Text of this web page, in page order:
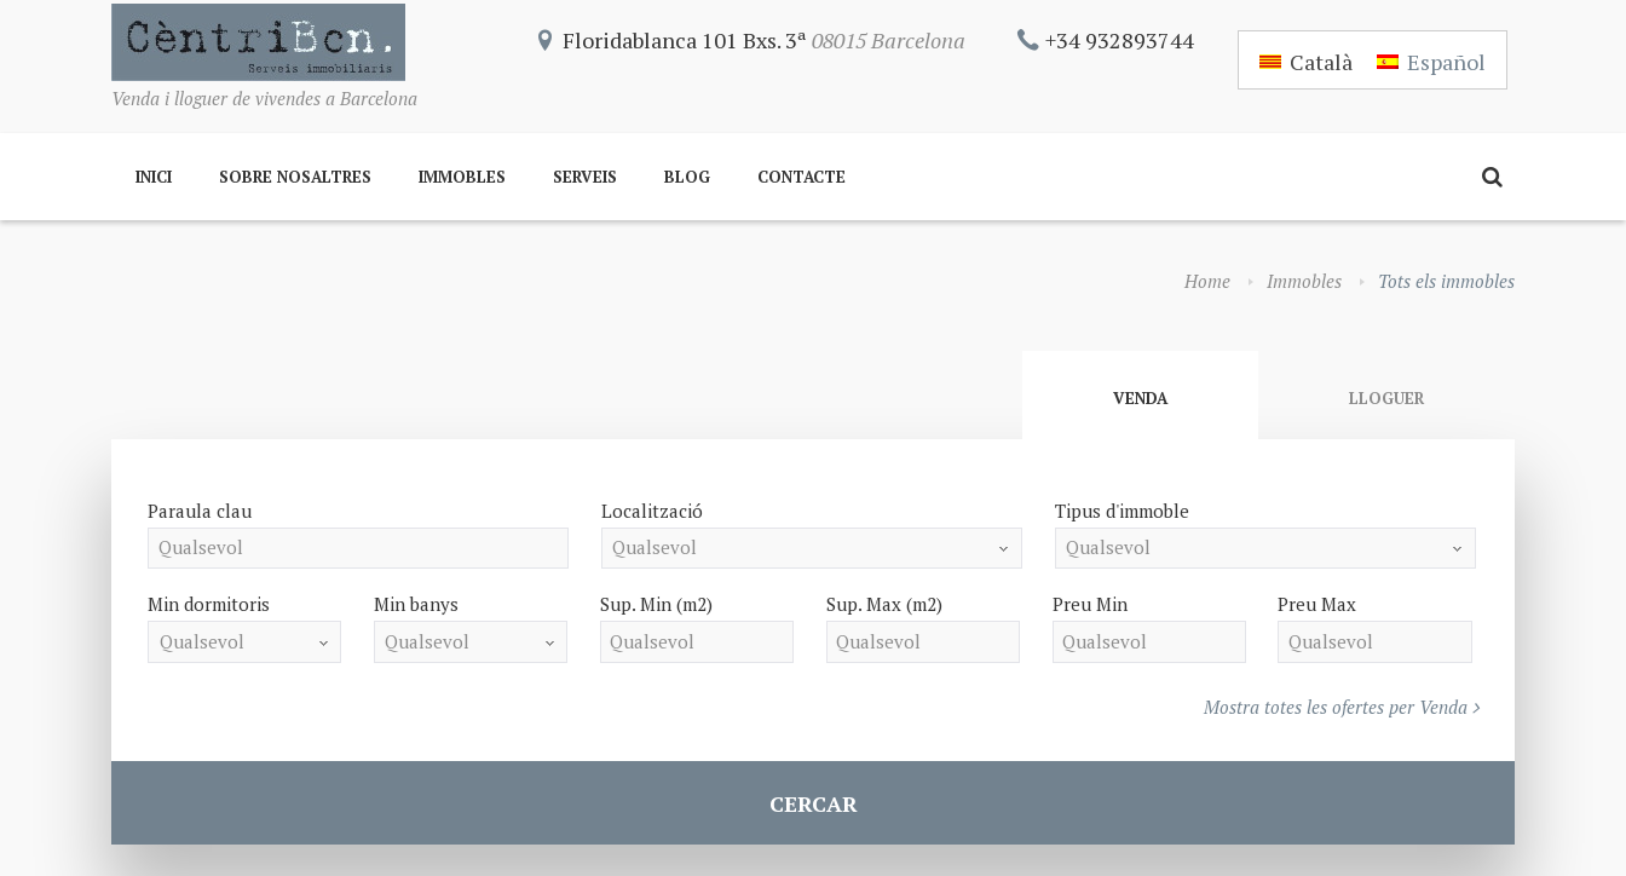
Venda i lloguer de vivendes a Barcelona
Floridablanca 101 Bxs. 3ª 08015 Barcelona +34 932893744
Català Español
INICI SOBRE NOSALTRES IMMOBLES SERVEIS BLOG CONTACTE
Home Immobles Tots els immobles
LLOGUER
VENDA
Paraula clau Localització Tipus d'immoble
Min dormitoris Min banys Sup. Min (m2) Sup. Max (m2) Preu Min Preu Max
Mostra totes les ofertes per Venda